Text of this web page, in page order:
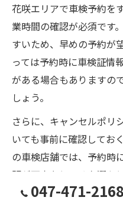
花咲エリアで車検予約を
業時間の確認が必須です
すいため、早めの予約が
っては予約時に車検証情
がある場合もありますの
しょう。
さらに、キャンセルポリ
いても事前に確認してお
の車検店舗では、予約時
明が丁寧なところを選ぶ
を守ることで、スムー
047-471-2168